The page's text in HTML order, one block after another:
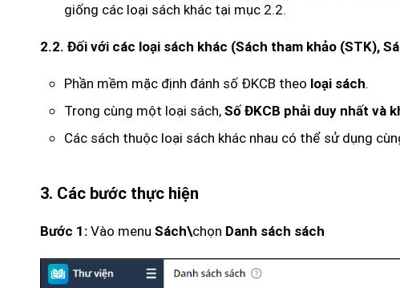
giống các loại sách khác tại mục 2.2.
2.2. Đối với các loại sách khác (Sách tham khảo (STK),
Phần mềm mặc định đánh số ĐKCB theo loại sách.
Trong cùng một loại sách, Số ĐKCB phải duy nhất và
Các sách thuộc loại sách khác nhau có thể sử dụng
3. Các bước thực hiện
Bước 1: Vào menu Sách\chọn Danh sách sách